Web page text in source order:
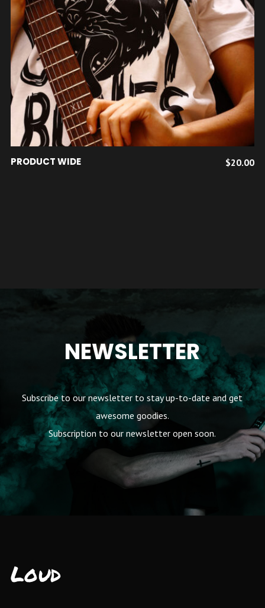
AJOUTER AU PANIER
PRODUCT WIDE $20.00
NEWSLETTER
Subscribe to our newsletter to stay up-to-date and get
awesome goodies.
Subscription to our newsletter open soon.
Loud